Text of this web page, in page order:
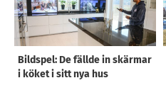
Bildspel: De fällde in skärmar
i köket i sitt nya hus